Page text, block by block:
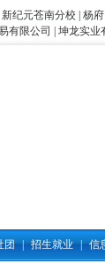
新纪元苍南分校| 杨
有限公司 坤龙实业
团 | 招生就业 | 信